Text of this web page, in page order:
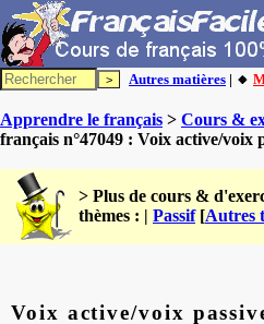
Autres matières | 🔸
Apprendre le français > Cours &
français n°47049 : Voix active/voix
> Plus de cours &
thèmes : | Passif[Autres
Voix active/voix